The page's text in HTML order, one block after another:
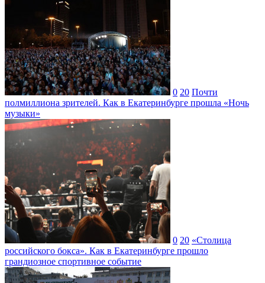
0 20 Почти
полмиллиона зрителей. Как в Екатеринбурге прошла «Ночь
музыки»
0 20 «Столица
российского бокса». Как в Екатеринбурге прошло
грандиозное спортивное событие